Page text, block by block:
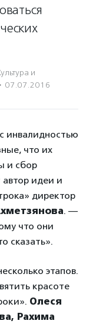
и
· 07.07.2016
инвалидностью
что их
и сбор
идеи и
директор
. —
что они
сказать».
этапов.
красоте
Олеся
Рахима